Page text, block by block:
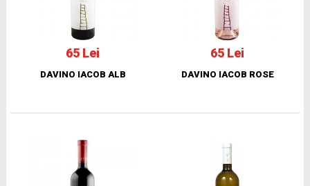
65 Lei
DAVINO IACOB ALB
65 Lei
DAVINO IACOB ROSE